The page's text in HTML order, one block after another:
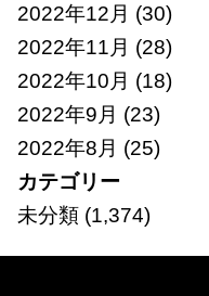
2022年12月 (30)
2022年11月 (28)
2022年10月 (18)
2022年9月 (23)
2022年8月 (25)
カテゴリー
未分類(1,374)